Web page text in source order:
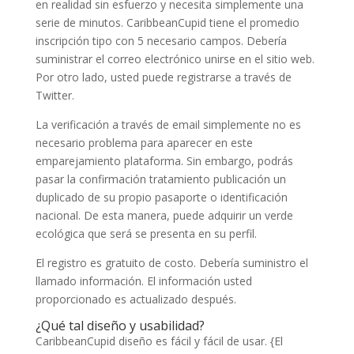
en realidad sin esfuerzo y necesita simplemente una
serie de minutos. CaribbeanCupid tiene el promedio
inscripción tipo con 5 necesario campos. Debería
suministrar el correo electrónico unirse en el sitio web.
Por otro lado, usted puede registrarse a través de
Twitter.
La verificación a través de email simplemente no es
necesario problema para aparecer en este
emparejamiento plataforma. Sin embargo, podrás
pasar la confirmación tratamiento publicación un
duplicado de su propio pasaporte o identificación
nacional. De esta manera, puede adquirir un verde
ecológica que será se presenta en su perfil.
El registro es gratuito de costo. Debería suministro el
llamado información. El información usted
proporcionado es actualizado después.
¿Qué tal diseño y usabilidad?
CaribbeanCupid diseño es fácil y fácil de usar. {El